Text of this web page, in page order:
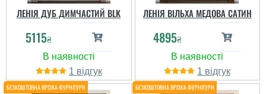
Андрій
Інна
Сподобались двері.
ціна адекватна.
Рекомендую магазин
ЛЕНІЯ ДУБ ДИМЧАСТИЙ BLK
5115₴
1
ЛЕНІЯ ВІЛЬХА МЕДОВА САТИН
4895₴
1